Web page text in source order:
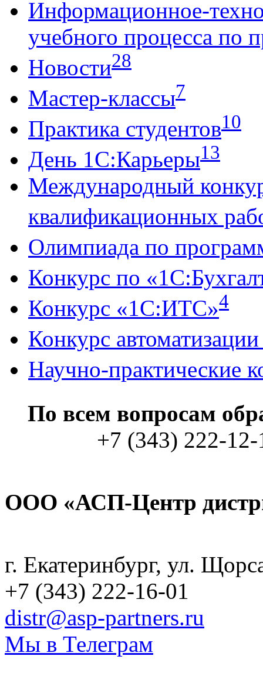
Информационное-
учебного процесса по
Новости28
Мастер-классы7
Практика студентов10
День 1С:Карьеры13
Международный
квалификационных
Олимпиада по
Конкурс по
Конкурс «1С:ИТС»4
Конкурс
Научно-практические
По всем вопросам
+7 (343) 222-
ООО «АСП-Центр
г. Екатеринбург, ул.
+7 (343) 222-16-01
distr@asp-partners.ru
Мы в Телеграм